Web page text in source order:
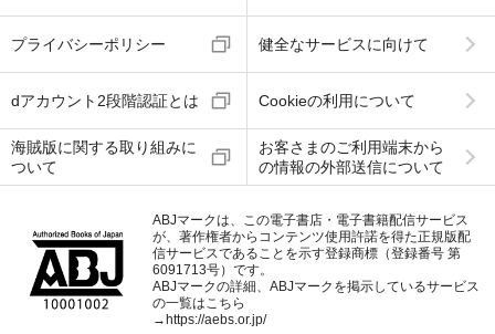
プライバシーポリシー 健全なサービスに向けて
dアカウント2段階認証とは Cookieの利用について
海賊版に関する取り組みに
ついて
お客さまのご利用端末から
の情報の外部送信について
ABJマークは、この電子書店・電子書籍配信サービス
が、著作権者からコンテンツ使用許諾を得た正規版配
信サービスであることを示す登録商標（登録番号 第
6091713号）です。
ABJマークの詳細、ABJマークを掲示しているサービス
の一覧はこちら
→https://aebs.or.jp/